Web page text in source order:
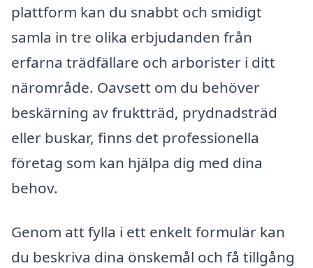
plattform kan du snabbt och smidigt
samla in tre olika erbjudanden från
erfarna trädfällare och arborister i ditt
närområde. Oavsett om du behöver
beskärning av fruktträd, prydnadsträd
eller buskar, finns det professionella
företag som kan hjälpa dig med dina
behov.
Genom att fylla i ett enkelt formulär kan
du beskriva dina önskemål och få tillgång